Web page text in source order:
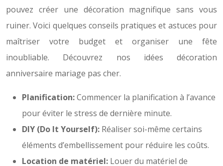
pouvez créer une décoration magnifique sans vous
ruiner. Voici quelques conseils pratiques et astuces pour
maîtriser votre budget et organiser une fête
inoubliable. Découvrez nos idées décoration
anniversaire mariage pas cher.
Planification:Commencer la planification à l’avance
pour éviter le stress de dernière minute.
DIY (Do It Yourself): Réaliser soi-même certains
éléments d’embellissement pour réduire les coûts.
Location de matériel: Louer du matériel de